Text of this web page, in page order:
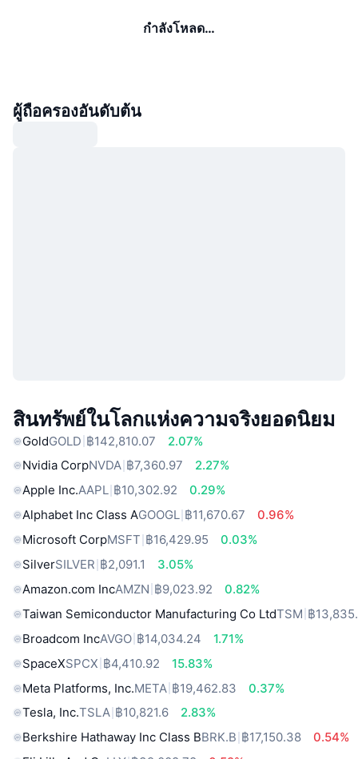
กำลังโหลด…
ผู้ถือครองอันดับต้น
สินทรัพย์ในโลกแห่งความจริงยอดนิยม
GoldGOLD ฿142,810.07
2.07%
Nvidia CorpNVDA ฿7,360.97
2.27%
Apple Inc.AAPL ฿10,302.92
0.29%
Alphabet Inc Class AGOOGL ฿11,670.67
0.96%
Microsoft CorpMSFT ฿16,429.95
0.03%
SilverSILVER ฿2,091.1
3.05%
Amazon.com IncAMZN ฿9,023.92
0.82%
Taiwan Semiconductor Manufacturing Co LtdTSM ฿
Broadcom IncAVGO ฿14,034.24
1.71%
SpaceXSPCX ฿4,410.92
15.83%
Meta Platforms, Inc.META ฿19,462.83
0.37%
Tesla, Inc.TSLA ฿10,821.6
2.83%
Berkshire Hathaway Inc Class BBRK.B ฿17,150.38
0.54%